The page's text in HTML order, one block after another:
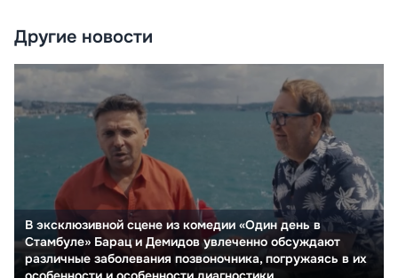
Другие новости
В эксклюзивной сцене из комедии «Один день в
Стамбуле» Барац и Демидов увлеченно обсуждают
различные заболевания позвоночника, погружаясь в их